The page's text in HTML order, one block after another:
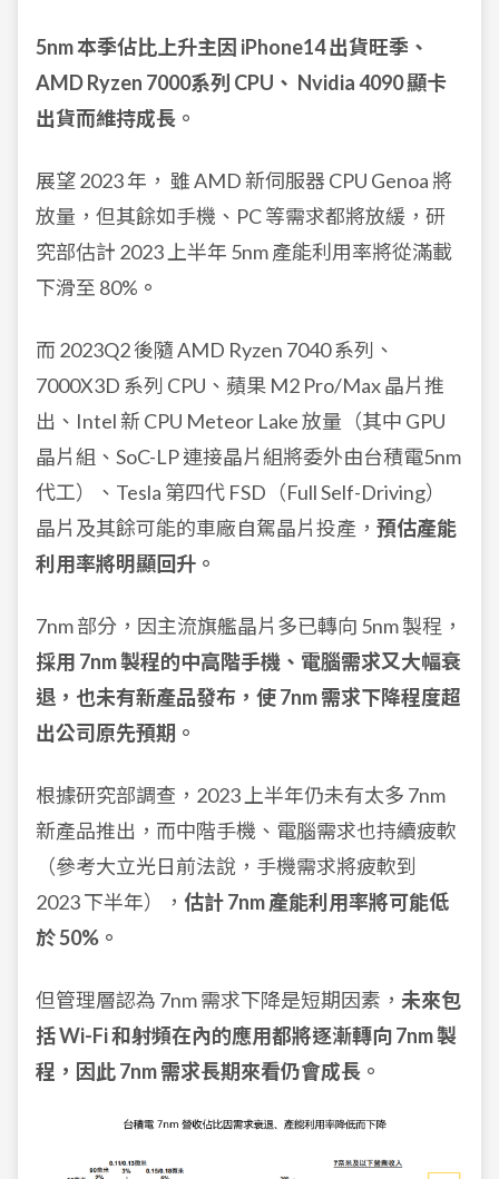
5nm 本季佔比上升主因 iPhone14 出貨旺季、
AMD Ryzen 7000系列 CPU、 Nvidia 4090 顯卡
出貨而維持成長。
展望 2023 年， 雖 AMD 新伺服器 CPU Genoa 將
放量，但其餘如手機、PC 等需求都將放緩，研
究部估計 2023 上半年 5nm 產能利用率將從滿載
下滑至 80% 。
而 2023Q2 後隨 AMD Ryzen 7040 系列、
7000X3D 系列 CPU、蘋果 M2 Pro/Max 晶片推
出、Intel 新 CPU Meteor Lake 放量（其中 GPU
晶片組、SoC-LP 連接晶片組將委外由台積電5nm
代工）、Tesla 第四代 FSD（Full Self-Driving）
晶片及其餘可能的車廠自駕晶片投產， 預估產能
利用率將明顯回升。
7nm 部分，因主流旗艦晶片多已轉向 5nm 製程，
採用 7nm 製程的中高階手機、電腦需求又大幅衰
退，也未有新產品發布，使 7nm 需求下降程度超
出公司原先預期。
根據研究部調查，2023 上半年仍未有太多 7nm
新產品推出，而中階手機、電腦需求也持續疲軟
（參考大立光日前法說，手機需求將疲軟到
2023 下半年）， 估計 7nm 產能利用率將可能低
於 50%。
但管理層認為 7nm 需求下降是短期因素， 未來包
括 Wi-Fi 和射頻在內的應用都將逐漸轉向 7nm 製
程，因此 7nm 需求長期來看仍會成長。